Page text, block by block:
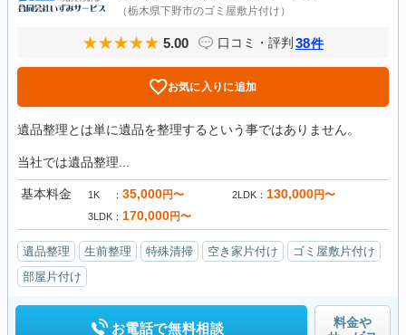
（栃木県下野市のゴミ屋敷片付け）
5.00 口コミ・評判 38件
お気に入りに追加
遺品整理とは単に遺品を整理するという事ではありません。
当社では遺品整理...
基本料金 1K 35,000円〜 2LDK 130,000円〜
3LDK 170,000円〜
遺品整理 生前整理 特殊清掃 空き家片付け
ゴミ屋敷片付け
部屋片付け
お電話で無料相談
料金や